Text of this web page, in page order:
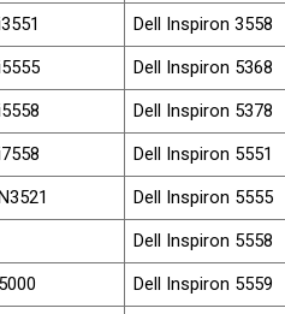
Dell Inspiron 3558
Dell Inspiron 5368
Dell Inspiron 5378
Dell Inspiron 5551
Dell Inspiron 5555
Dell Inspiron 5558
Dell Inspiron 5559